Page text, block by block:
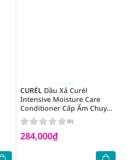
CURÉL Dầu Xả Curél
Intensive Moisture Care
Conditioner Cấp Ẩm Chuyên
Sâu Cho Da Đầu Khô Và
Nhạy Cảm 420ml
284,000₫
(0)